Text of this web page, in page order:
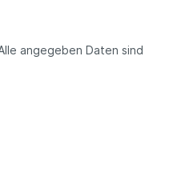
angegeben Daten sind